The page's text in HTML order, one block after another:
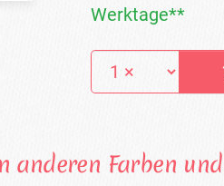
Werktage**
anderen Farben